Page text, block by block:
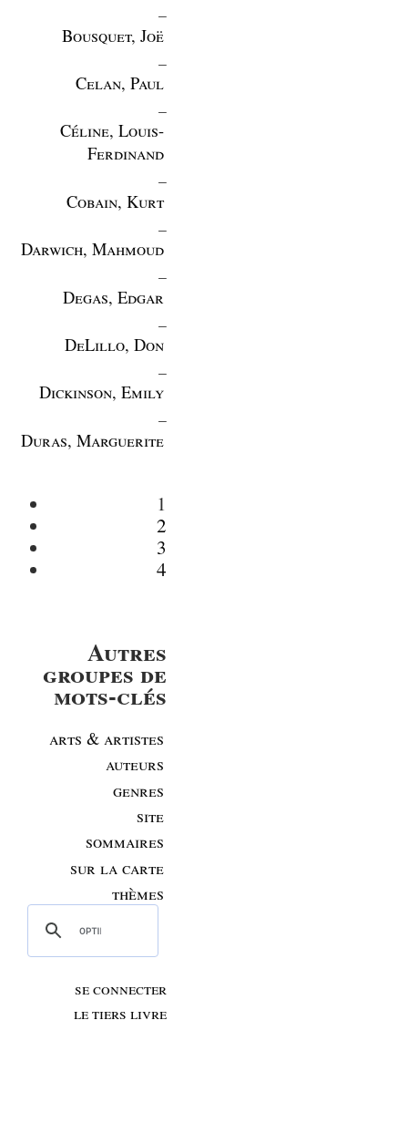
Bousquet, Joë
Celan, Paul
Céline, Louis-
Ferdinand
Cobain, Kurt
Darwich, Mahmoud
Degas, Edgar
DeLillo, Don
Dickinson, Emily
Duras, Marguerite
1
2
3
4
Autres
groupes de
mots-clés
arts & artistes
auteurs
genres
site
sommaires
sur la carte
thèmes
se connecter
le tiers livre